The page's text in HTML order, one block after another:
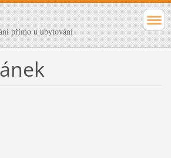
přímo u ubytování